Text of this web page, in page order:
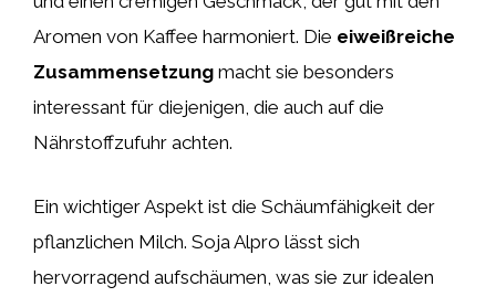
Aromen von Kaffee harmoniert. Die eiweißreiche
Zusammensetzung macht sie besonders
interessant für diejenigen, die auch auf die
Nährstoffzufuhr achten.
Ein wichtiger Aspekt ist die Schäumfähigkeit der
pflanzlichen Milch. Soja Alpro lässt sich
hervorragend aufschäumen, was sie zur idealen